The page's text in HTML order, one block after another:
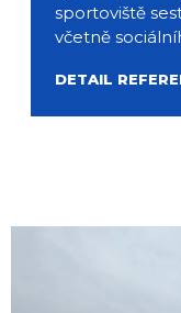
sportoviště
včetně
DETAIL